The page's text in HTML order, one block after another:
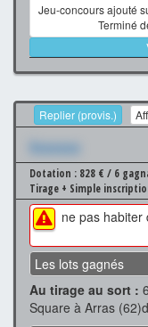
Jeu-concours ajouté
Terminé
Replier (provis.)
Xxxxxxx
Dotation : 828 € / 6
Tirage + Simple
ne pas habiter
Les lots gagnés
Au tirage au sort :
Square à Arras